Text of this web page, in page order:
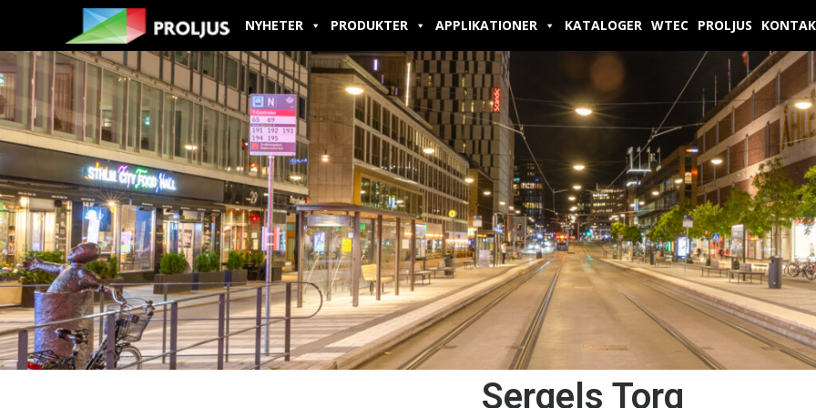
NYHETER PRODUKTER APPLIKATIONER KATALOGER WTEC PROLJUS
Sergels Torg